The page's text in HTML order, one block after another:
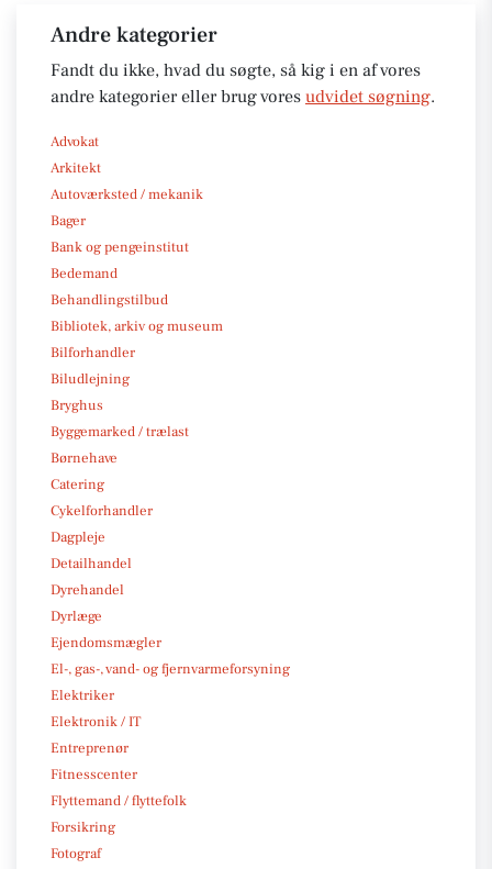
Andre kategorier
Fandt du ikke, hvad du søgte, så kig i en af vores
andre kategorier eller brug vores udvidet søgning.
Advokat
Arkitekt
Autoværksted / mekanik
Bager
Bank og pengeinstitut
Bedemand
Behandlingstilbud
Bibliotek, arkiv og museum
Bilforhandler
Biludlejning
Bryghus
Byggemarked / trælast
Børnehave
Catering
Cykelforhandler
Dagpleje
Detailhandel
Dyrehandel
Dyrlæge
Ejendomsmægler
El-, gas-, vand- og fjernvarmeforsyning
Elektriker
Elektronik / IT
Entreprenør
Fitnesscenter
Flyttemand / flyttefolk
Forsikring
Fotograf